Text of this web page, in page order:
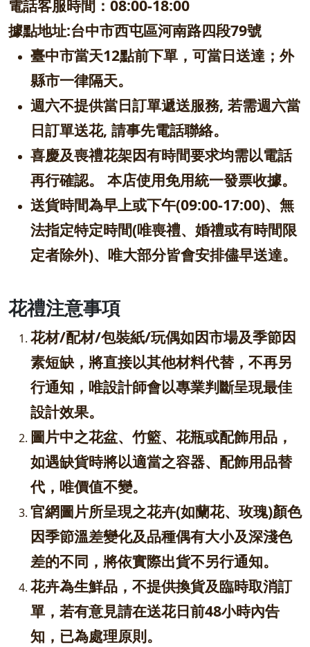
電話客服時間：08:00-18:00
據點地址:台中市西屯區河南路四段79號
臺中市當天12點前下單，可當日送達；外
縣市一律隔天。
週六不提供當日訂單遞送服務, 若需週六當
日訂單送花, 請事先電話聯絡。
喜慶及喪禮花架因有時間要求均需以電話
再行確認。 本店使用免用統一發票收據。
送貨時間為早上或下午(09:00-17:00)、無
法指定特定時間(唯喪禮、婚禮或有時間限
定者除外)、唯大部分皆會安排儘早送達。
花禮注意事項
花材/配材/包裝紙/玩偶如因市場及季節因
素短缺，將直接以其他材料代替，不再另
行通知，唯設計師會以專業判斷呈現最佳
設計效果。
圖片中之花盆、竹籃、花瓶或配飾用品，
如遇缺貨時將以適當之容器、配飾用品替
代，唯價值不變。
官網圖片所呈現之花卉(如蘭花、玫瑰)顏色
因季節溫差變化及品種偶有大小及深淺色
差的不同，將依實際出貨不另行通知。
花卉為生鮮品，不提供換貨及臨時取消訂
單，若有意見請在送花日前48小時內告
知，已為處理原則。